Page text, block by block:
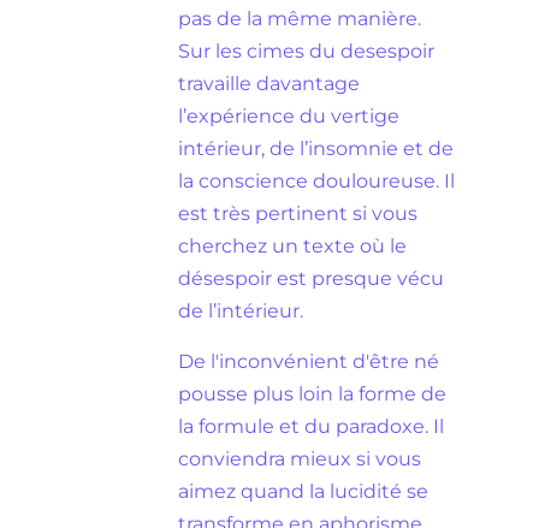
pas de la même manière.
Sur les cimes du desespoir
travaille davantage
l’expérience du vertige
intérieur, de l’insomnie et de
la conscience douloureuse. Il
est très pertinent si vous
cherchez un texte où le
désespoir est presque vécu
de l’intérieur.
De l'inconvénient d'être né
pousse plus loin la forme de
la formule et du paradoxe. Il
conviendra mieux si vous
aimez quand la lucidité se
transforme en aphorisme,